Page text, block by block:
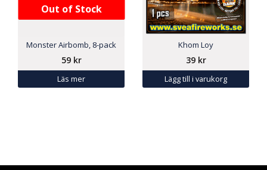
Out of Stock
Monster Airbomb, 8-pack
59 kr
Läs mer
Khom Loy
39 kr
Lägg till i varukorg